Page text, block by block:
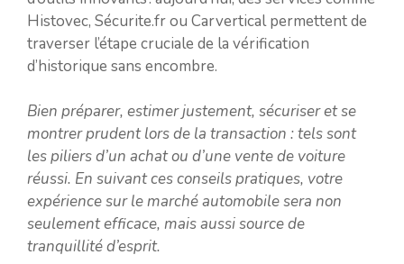
Histovec, Sécurite.fr ou Carvertical permettent de
traverser l’étape cruciale de la vérification
d’historique sans encombre.
Bien préparer, estimer justement, sécuriser et se
montrer prudent lors de la transaction : tels sont
les piliers d’un achat ou d’une vente de voiture
réussi. En suivant ces conseils pratiques, votre
expérience sur le marché automobile sera non
seulement efficace, mais aussi source de
tranquillité d’esprit.